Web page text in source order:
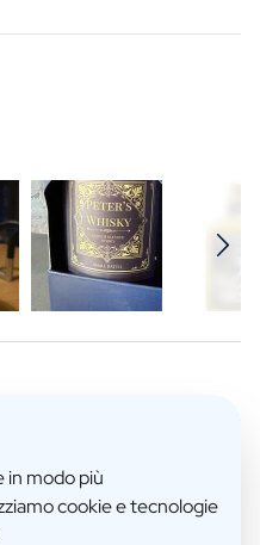
in modo più
cookie e tecnologie